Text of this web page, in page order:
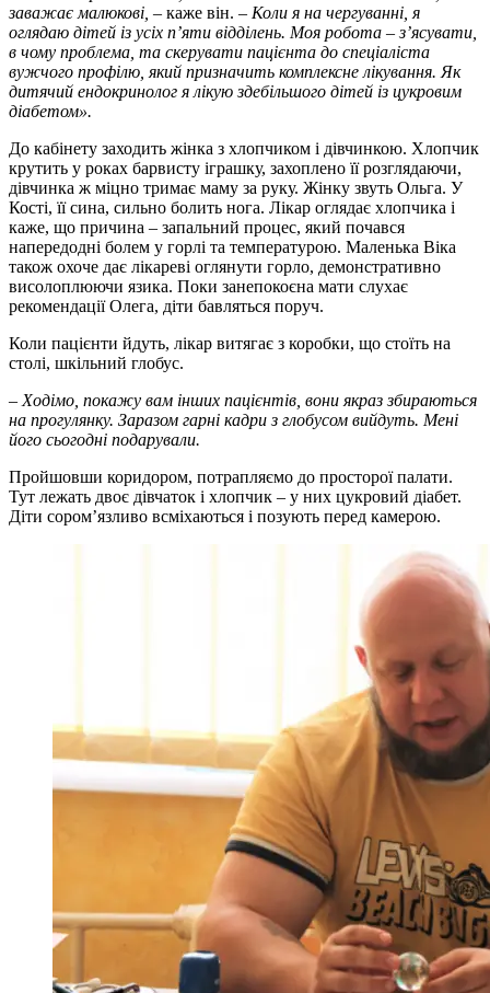
заважає малюкові, – каже він. – Коли я на чергуванні, я
оглядаю дітей із усіх п’яти відділень. Моя робота – з’ясувати,
в чому проблема, та скерувати пацієнта до спеціаліста
вужчого профілю, який призначить комплексне лікування. Як
дитячий ендокринолог я лікую здебільшого дітей із цукровим
діабетом».
До кабінету заходить жінка з хлопчиком і дівчинкою. Хлопчик
крутить у роках барвисту іграшку, захоплено її розглядаючи,
дівчинка ж міцно тримає маму за руку. Жінку звуть Ольга. У
Кості, її сина, сильно болить нога. Лікар оглядає хлопчика і
каже, що причина – запальний процес, який почався
напередодні болем у горлі та температурою. Маленька Віка
також охоче дає лікареві оглянути горло, демонстративно
висолоплюючи язика. Поки занепокоєна мати слухає
рекомендації Олега, діти бавляться поруч.
Коли пацієнти йдуть, лікар витягає з коробки, що стоїть на
столі, шкільний глобус.
– Ходімо, покажу вам інших пацієнтів, вони якраз збираються
на прогулянку. Заразом гарні кадри з глобусом вийдуть. Мені
його сьогодні подарували.
Пройшовши коридором, потрапляємо до просторої палати.
Тут лежать двоє дівчаток і хлопчик – у них цукровий діабет.
Діти сором’язливо всміхаються і позують перед камерою.